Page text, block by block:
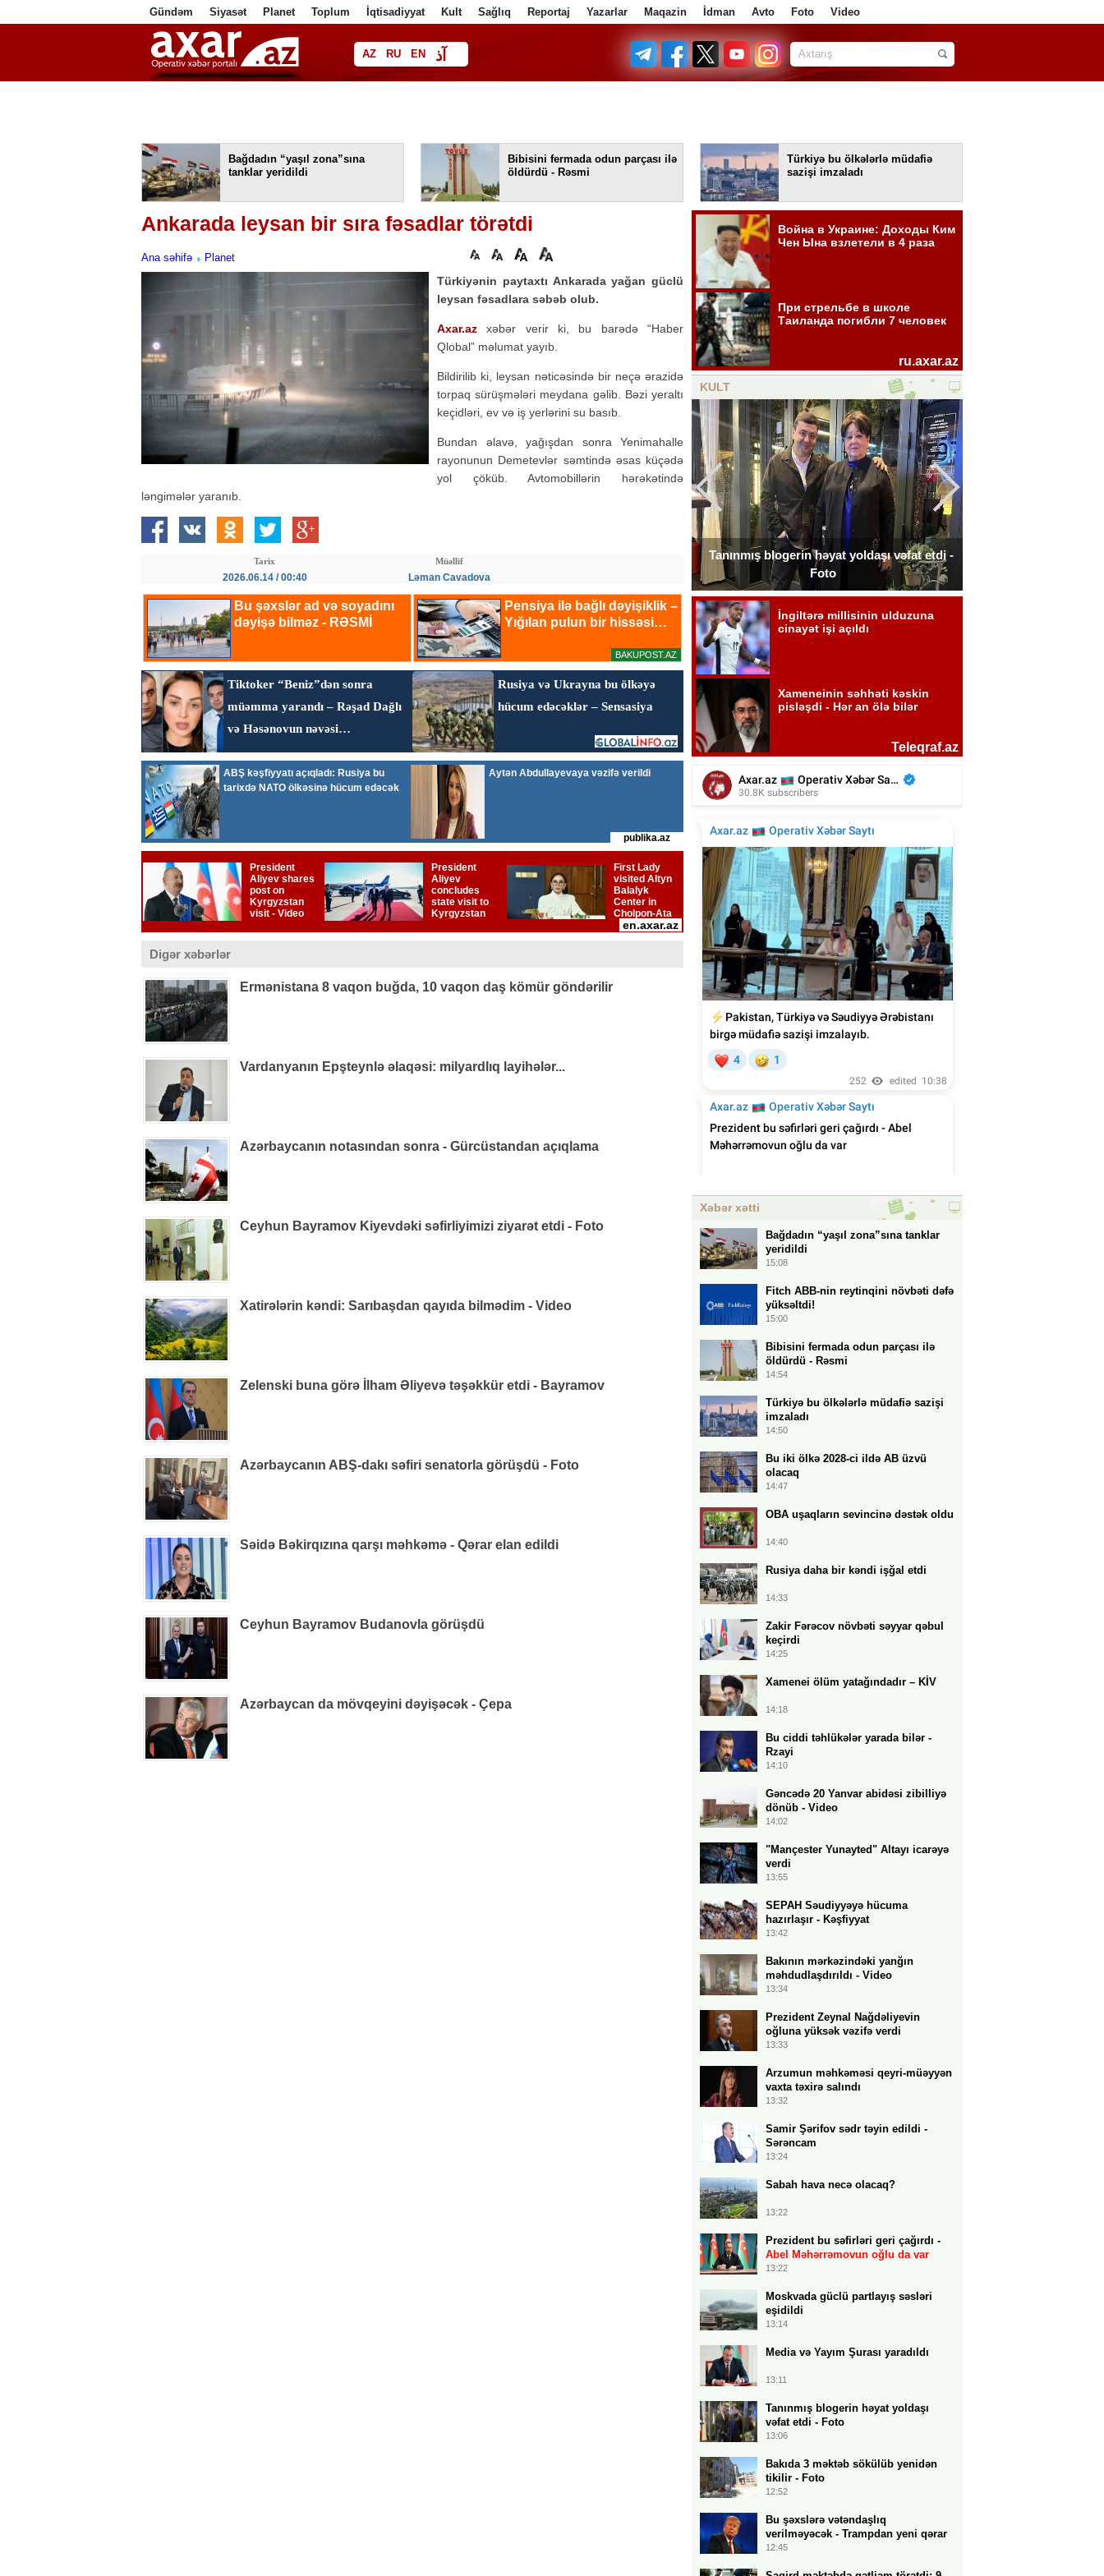
Gündəm Siyasət Planet Toplum İqtisadiyyat Kult Sağlıq Reportaj Yazarlar Maqazin İdman Avto Foto Video
AZ RU EN آذ
فا
Bağdadın “yaşıl zona”sına
tanklar yeridildi
Bibisini fermada odun parçası ilə
öldürdü - Rəsmi
Türkiyə bu ölkələrlə müdafiə
sazişi imzaladı
Ankarada leysan bir sıra fəsadlar törətdi
Ana səhifə Planet
Türkiyənin paytaxtı Ankarada yağan güclü
leysan fəsadlara səbəb olub.
Axar.az xəbər verir ki, bu barədə “Haber
Qlobal” məlumat yayıb.
Bildirilib ki, leysan nəticəsində bir neçə ərazidə
torpaq sürüşmələri meydana gəlib. Bəzi yeraltı
keçidləri, ev və iş yerlərini su basıb.
Bundan əlavə, yağışdan sonra Yenimahalle
rayonunun Demetevlər səmtində əsas küçədə
yol çöküb. Avtomobillərin hərəkətində
ləngimələr yaranıb.
Tarix
2026.06.14 / 00:40
Müəllif
Ləman Cavadova
Digər xəbərlər
Ermənistana 8 vaqon buğda, 10 vaqon daş kömür göndərilir
Vardanyanın Epşteynlə əlaqəsi: milyardlıq layihələr...
Azərbaycanın notasından sonra - Gürcüstandan açıqlama
Ceyhun Bayramov Kiyevdəki səfirliyimizi ziyarət etdi - Foto
Xatirələrin kəndi: Sarıbaşdan qayıda bilmədim - Video
Zelenski buna görə İlham Əliyevə təşəkkür etdi - Bayramov
Azərbaycanın ABŞ-dakı səfiri senatorla görüşdü - Foto
Səidə Bəkirqızına qarşı məhkəmə - Qərar elan edildi
Ceyhun Bayramov Budanovla görüşdü
Azərbaycan da mövqeyini dəyişəcək - Çepa
KULT
Mahnımın ifasına sevinərəm, icazə nəyə
Tanınmış blogerin həyat yoldaşı vəfat etdi -
Foto
Mahnımın ifasına sevinərəm, icazə nəyə
lazım? - Bəstəkar
Tanınmış blogerin həyat yoldaşı vəfat etdi -
Xəbər xətti
Bağdadın “yaşıl zona”sına tanklar
yeridildi
15:08
Fitch ABB-nin reytinqini növbəti dəfə
yüksəltdi!
15:00
Bibisini fermada odun parçası ilə
öldürdü - Rəsmi
14:54
Türkiyə bu ölkələrlə müdafiə sazişi
imzaladı
14:50
Bu iki ölkə 2028-ci ildə AB üzvü
olacaq
14:47
OBA uşaqların sevincinə dəstək oldu
14:40
Rusiya daha bir kəndi işğal etdi
14:33
Zakir Fərəcov növbəti səyyar qəbul
keçirdi
14:25
Xamenei ölüm yatağındadır – KİV
14:18
Bu ciddi təhlükələr yarada bilər -
Rzayi
14:10
Gəncədə 20 Yanvar abidəsi zibilliyə
dönüb - Video
14:02
"Mançester Yunayted" Altayı icarəyə
verdi
13:55
SEPAH Səudiyyəyə hücuma
hazırlaşır - Kəşfiyyat
13:42
Bakının mərkəzindəki yanğın
məhdudlaşdırıldı - Video
13:34
Prezident Zeynal Nağdəliyevin
oğluna yüksək vəzifə verdi
13:33
Arzumun məhkəməsi qeyri-müəyyən
vaxta təxirə salındı
13:32
Samir Şərifov sədr təyin edildi -
Sərəncam
13:24
Sabah hava necə olacaq?
13:22
Prezident bu səfirləri geri çağırdı -
Abel Məhərrəmovun oğlu da var
13:22
Moskvada güclü partlayış səsləri
eşidildi
13:14
Media və Yayım Şurası yaradıldı
13:11
Tanınmış blogerin həyat yoldaşı
vəfat etdi - Foto
13:06
Bakıda 3 məktəb sökülüb yenidən
tikilir - Foto
12:52
Bu şəxslərə vətəndaşlıq
verilməyəcək - Trampdan yeni qərar
12:45